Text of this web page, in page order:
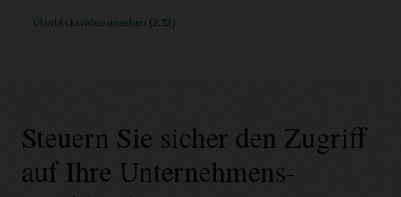
Überblicksvideo ansehen (2:32)
Steuern Sie sicher den Zugriff
auf Ihre Unternehmens-